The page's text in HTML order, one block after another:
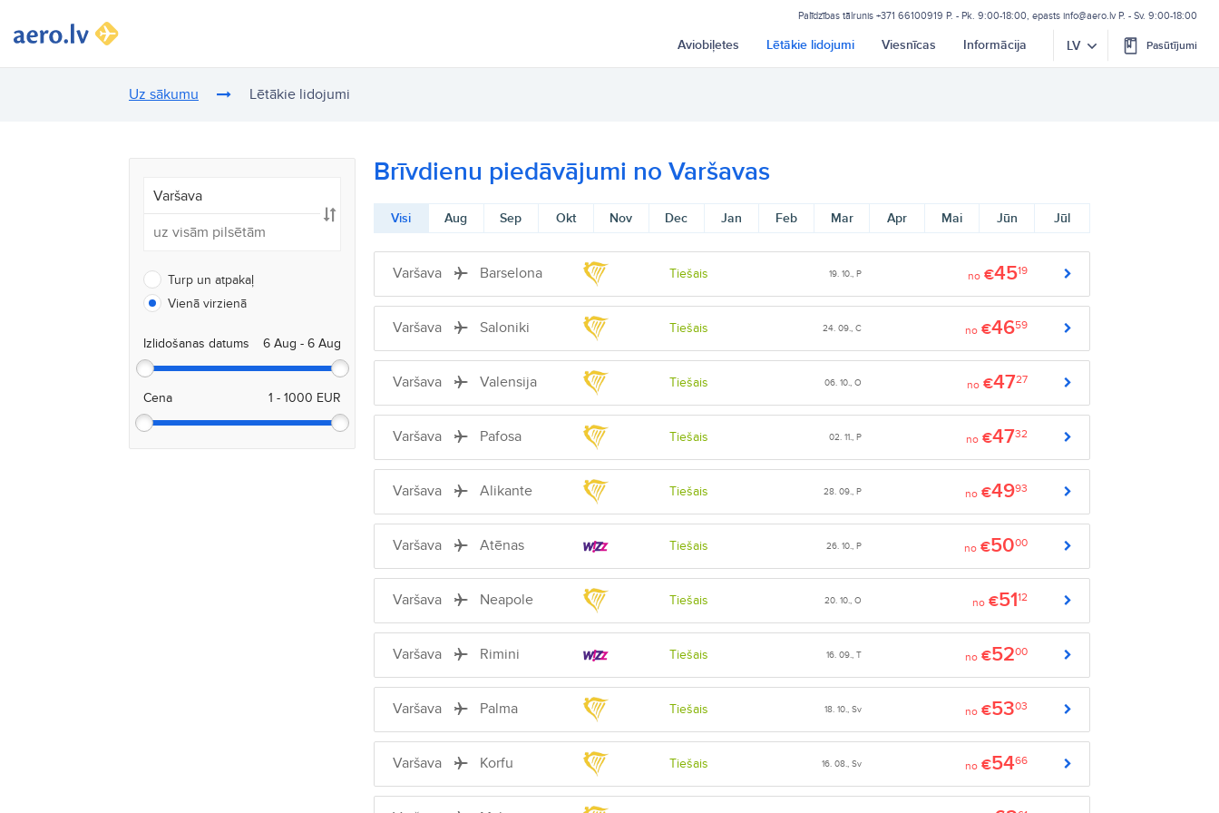
Palīdzības tālrunis +371 66100919 P. - Pk. 9:00-18:00, epasts info@aero.lv P. - Sv. 9:00-18:00
Aviobiļetes Lētākie lidojumi Viesnīcas Informācija LV Pasūtījumi
Uz sākumu Lētākie lidojumi
Turp un atpakaļ
Vienā virzienā
Izlidošanas datums
Cena
Brīvdienu piedāvājumi no Varšavas
Visi Aug Sep Okt Nov Dec Jan Feb Mar Apr Mai Jūn Jūl
Varšava Barselona Tiešais 19. 10., P no €4519
Varšava Saloniki Tiešais 24. 09., C no €4659
Varšava Valensija Tiešais 06. 10., O no €4727
Varšava Pafosa Tiešais 02. 11., P no €4732
Varšava Alikante Tiešais 28. 09., P no €4993
Varšava Atēnas Tiešais 26. 10., P no €5000
Varšava Neapole Tiešais 20. 10., O no €5112
Varšava Rimini Tiešais 16. 09., T no €5200
Varšava Palma Tiešais 18. 10., Sv no €5303
Varšava Korfu Tiešais 16. 08., Sv no €5466